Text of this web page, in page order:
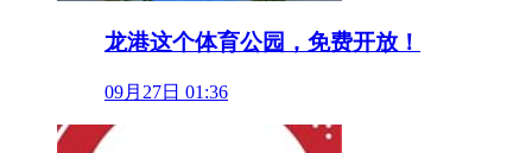
龙港这个体育公园，免费开放！
09月27日 01:36